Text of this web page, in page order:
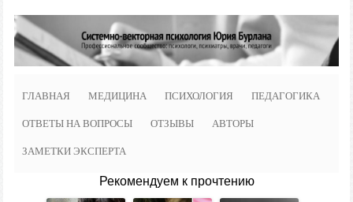
ГЛАВНАЯ МЕДИЦИНА ПСИХОЛОГИЯ ПЕДАГОГИКА
ОТВЕТЫ НА ВОПРОСЫ ОТЗЫВЫ АВТОРЫ
ЗАМЕТКИ ЭКСПЕРТА
Рекомендуем к прочтению